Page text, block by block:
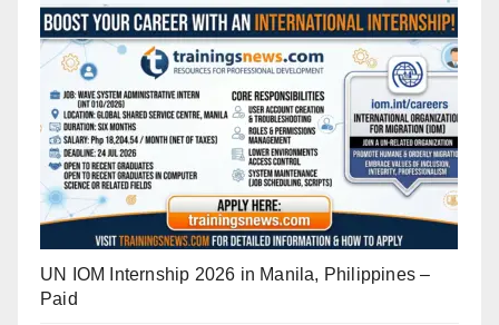
UN IOM Internship 2026 in Manila, Philippines –
Paid